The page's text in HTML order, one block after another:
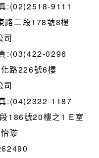
:(02)2518-9111
路二段178號8樓
司
:(03)422-0296
路226號6樓
司
:(04)2322-1187
186號20樓之1 E室
璇